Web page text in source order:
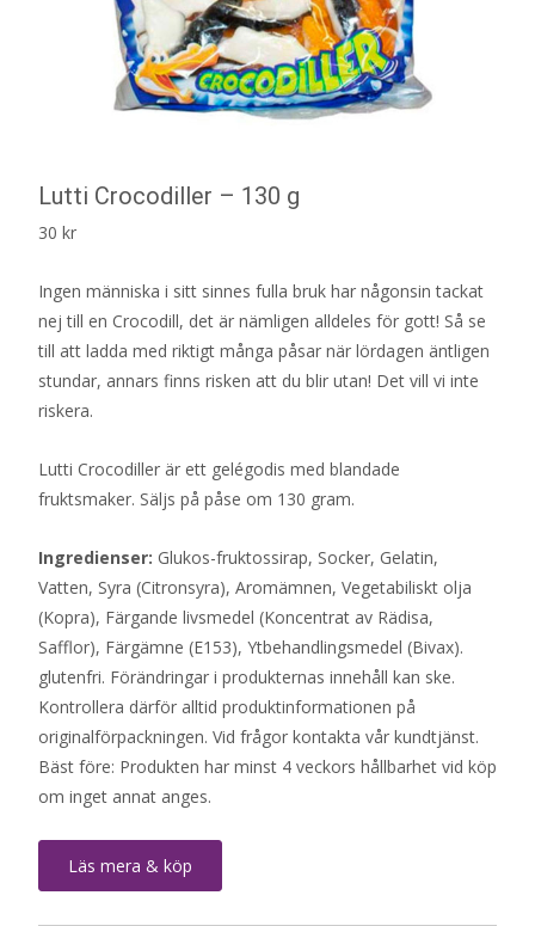
Lutti Crocodiller – 130 g
30 kr
Ingen människa i sitt sinnes fulla bruk har någonsin tackat
nej till en Crocodill, det är nämligen alldeles för gott! Så se
till att ladda med riktigt många påsar när lördagen äntligen
stundar, annars finns risken att du blir utan! Det vill vi inte
riskera.
Lutti Crocodiller är ett gelégodis med blandade
fruktsmaker. Säljs på påse om 130 gram.
Ingredienser: Glukos-fruktossirap, Socker, Gelatin,
Vatten, Syra (Citronsyra), Aromämnen, Vegetabiliskt olja
(Kopra), Färgande livsmedel (Koncentrat av Rädisa,
Safflor), Färgämne (E153), Ytbehandlingsmedel (Bivax).
glutenfri. Förändringar i produkternas innehåll kan ske.
Kontrollera därför alltid produktinformationen på
originalförpackningen. Vid frågor kontakta vår kundtjänst.
Bäst före: Produkten har minst 4 veckors hållbarhet vid köp
om inget annat anges.
Läs mera & köp